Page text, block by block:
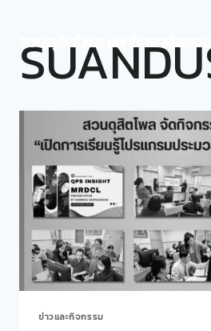
contentสวนดุสิตโพล มหาวิทยาลัยสว
ข่าวและกิจกรรม